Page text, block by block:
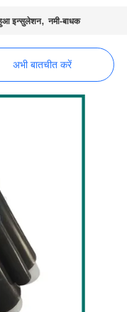
इन्सुलेशन,नमी-बाधक
अभी बातचीत करें